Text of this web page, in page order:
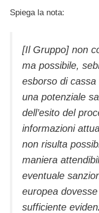
Spiega la nota:
[Il Gruppo] non
ma possibile,
esborso di
una potenziale
dell’esito del
informazioni
non risulta
maniera
eventuale
europea
sufficiente